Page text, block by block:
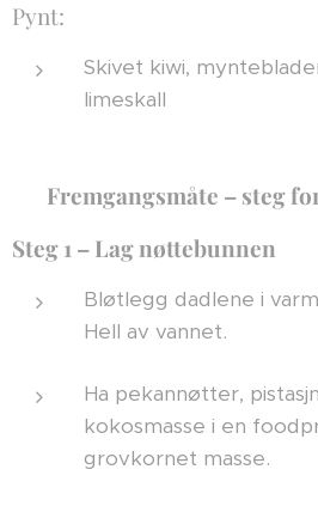
Pynt:
Skivet kiwi,
limeskall
Fremgangsmåte – steg
Steg 1 – Lag nøttebunnen
Bløtlegg dadlene i
Hell av vannet.
Ha pekannøtter,
kokosmasse i en
grovkornet masse.